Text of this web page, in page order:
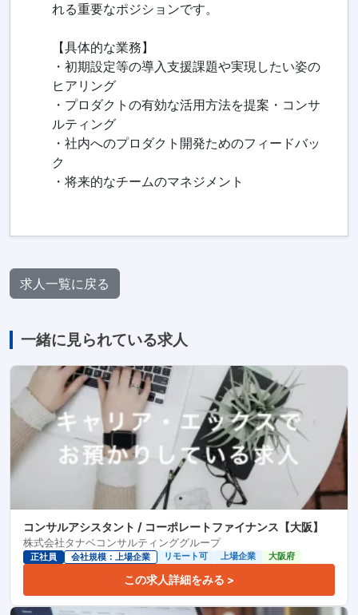
れる重要なポジションです。
【具体的な業務】
・初期設定等の導入支援課題や実現したい姿の
ヒアリング
・プロダクトの有効な活用方法を提案・コンサ
ルティング
・社内へのプロダクト開発ためのフィードバッ
ク
・将来的なチームのマネジメント
求人一覧に戻る
一緒に見られている求人
コンサルアシスタント / コーポレートファイナンス【大阪】
株式会社タナベコンサルティンググループ
正社員 会社規模：上場企業 リモート可 上場企業 大阪府
この求人詳細をみる >